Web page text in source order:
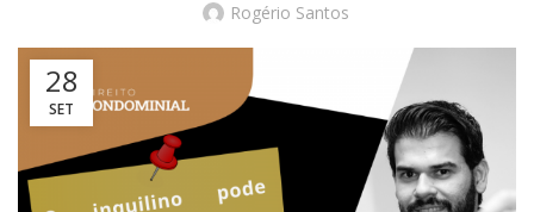
Rogério Santos
28
SET